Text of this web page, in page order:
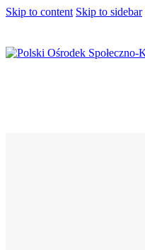
Skip to content Skip to sidebar